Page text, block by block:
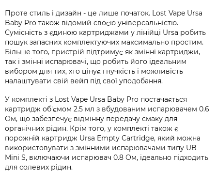
Проте стиль і дизайн - це лише початок. Lost Vape Ursa
Baby Pro також відомий своєю універсальністю.
Сумісність з єдиною картриджами у лінійці Ursa робить
пошук запасних комплектуючих максимально простим.
Більше того, пристрій підтримує як змінні картриджи,
так і змінні испарювачі, що робить його ідеальним
вибором для тих, хто цінує гнучкість і можливість
налаштувати свій вейп під свої уподобання.
У комплекті з Lost Vape Ursa Baby Pro постачається
картридж об'ємом 2.5 мл з вбудованим испарювачем 0.6
Ом, що забезпечує відмінну передачу смаку для
органічних рідин. Крім того, у комплекті також є
порожній картридж Ursa Empty Cartridge, який можна
використовувати з змінними испарювачами типу UB
Mini S, включаючи испарювач 0.8 Ом, ідеально підходить
для солевих рідин.